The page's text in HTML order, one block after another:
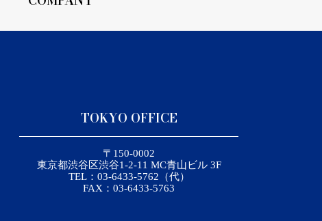
TOKYO OFFICE
〒150-0002
東京都渋谷区渋谷1-2-11 MC青山ビル 3F
TEL：03-6433-5762（代）
FAX：03-6433-5763